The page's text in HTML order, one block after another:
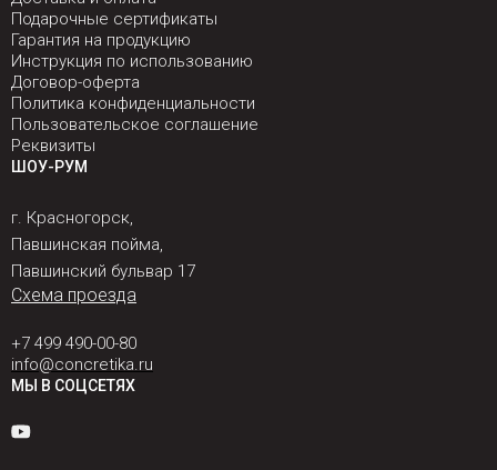
Подарочные сертификаты
Гарантия на продукцию
Инструкция по использованию
Договор-оферта
Политика конфиденциальности
Пользовательское соглашение
Реквизиты
ШОУ-РУМ
г. Красногорск,
Павшинская пойма,
Павшинский бульвар 17
Схема проезда
+7 499 490-00-80
info@concretika.ru
МЫ В СОЦСЕТЯХ